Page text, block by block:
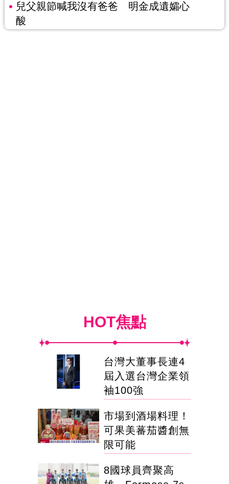
兒父親節喊我沒有爸爸 明金成遺孀心
酸
HOT焦點
台灣大董事長連4
屆入選台灣企業領
袖100強
市場到酒場料理！
可果美蕃茄醬創無
限可能
8國球員齊聚高